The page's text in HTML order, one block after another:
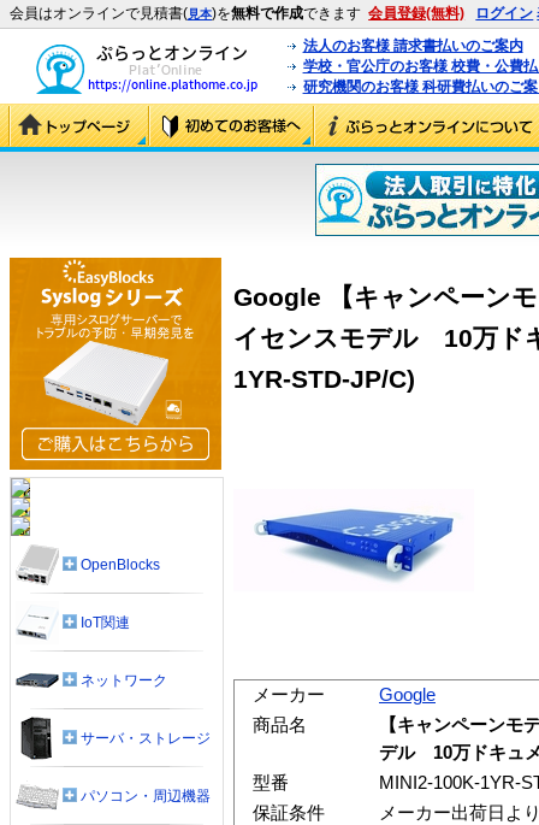
会員はオンラインで見積書(見本)を無料で作成できます 会員登録(無料) ログイン
法人のお客様 請求書払いのご案内
学校・官公庁のお客様 校費・公費
研究機関のお客様 科研費払いのご
Google 【キャンペーン
イセンスモデル 10万ド
1YR-STD-JP/C)
メーカー
Google
商品名
【キャンペーン
デル 10万ドキュ
型番
MINI2-100K-1YR-
保証条件
メーカー出荷日よ
OpenBlocks
IoT関連
ネットワーク
サーバ・ストレージ
パソコン・周辺機器